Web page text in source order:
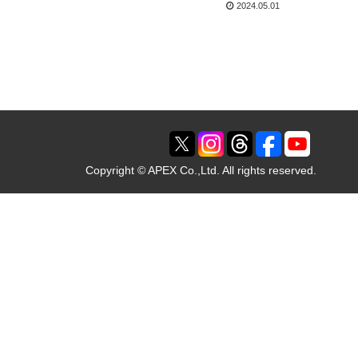
2024.05.01
Copyright © APEX Co.,Ltd. All rights reserved.